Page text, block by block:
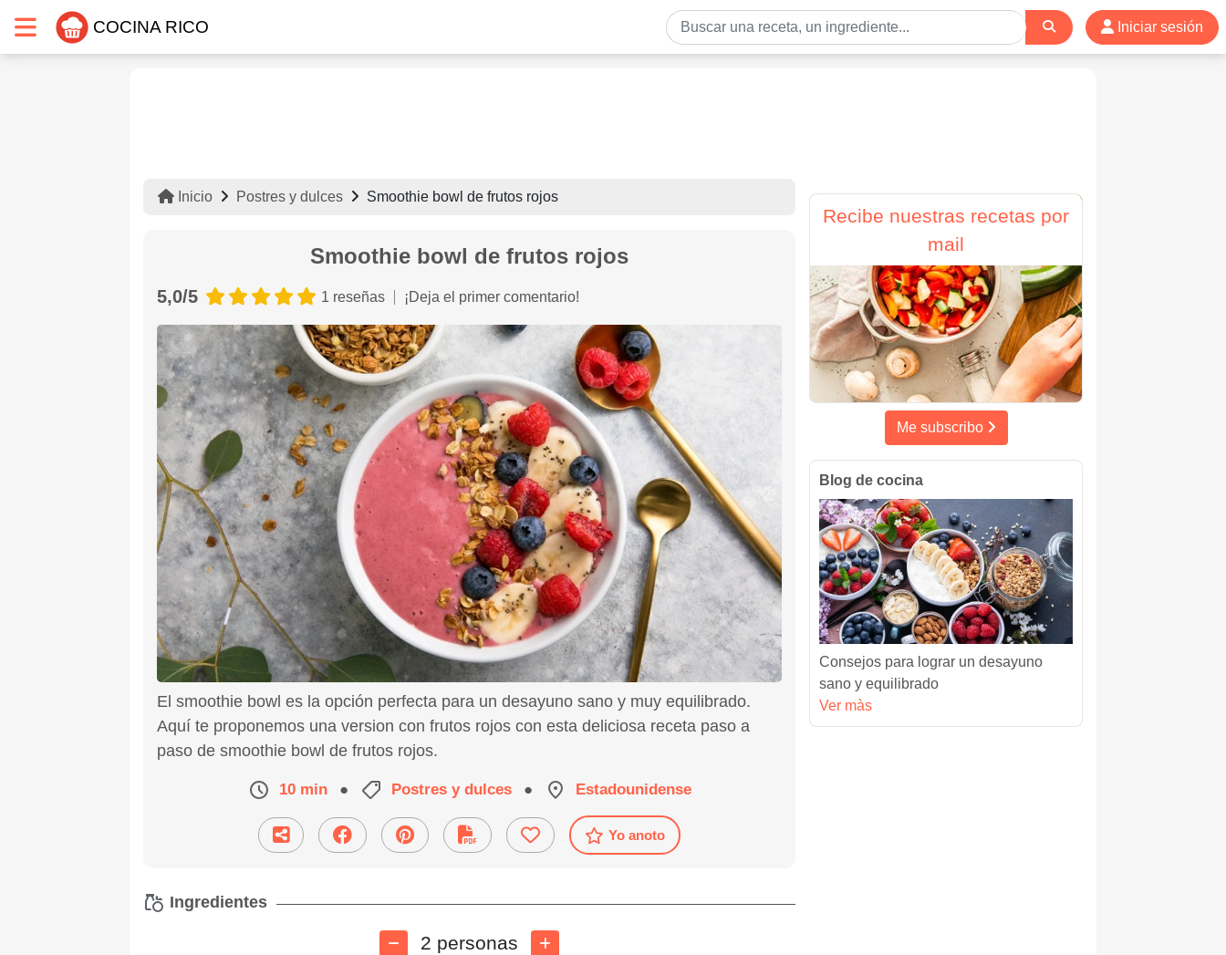
COCINA RICO Iniciar sesión
Inicio Postres y dulces Smoothie bowl de frutos rojos
Smoothie bowl de frutos rojos
5,0/5 1 reseñas ¡Deja el primer comentario!
El smoothie bowl es la opción perfecta para un desayuno sano y muy equilibrado.
Aquí te proponemos una version con frutos rojos con esta deliciosa receta paso a
paso de smoothie bowl de frutos rojos.
10 min ● Postres y dulces ● Estadounidense
Yo anoto
Ingredientes
2 personas
Recibe nuestras recetas por
mail
Me subscribo
Blog de cocina
Consejos para lograr un desayuno
sano y equilibrado
Ver màs